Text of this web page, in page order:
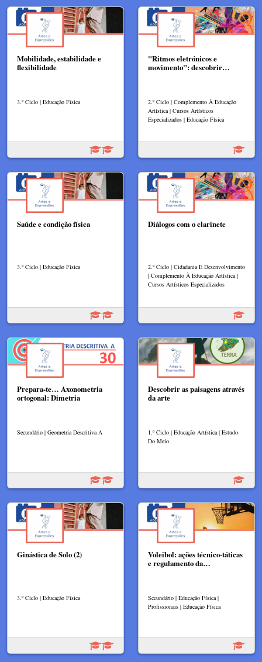
Mobilidade, estabilidade e
flexibilidade
3.º Ciclo | Educação Física
"Ritmos eletrónicos e
movimento": descobrir…
2.º Ciclo | Complemento À Educação
Artística | Cursos Artísticos
Especializados | Educação Física
Saúde e condição física
3.º Ciclo | Educação Física
Diálogos com o clarinete
2.º Ciclo | Cidadania E Desenvolvimento
| Complemento À Educação Artística |
Cursos Artísticos Especializados
Prepara-te… Axonometria
ortogonal: Dimetria
Secundário | Geometria Descritiva A
Descobrir as paisagens através
da arte
1.º Ciclo | Educação Artística | Estudo
Do Meio
Ginástica de Solo (2)
3.º Ciclo | Educação Física
Voleibol: ações técnico-táticas
e regulamento da…
Secundário | Educação Física |
Profissionais | Educação Física